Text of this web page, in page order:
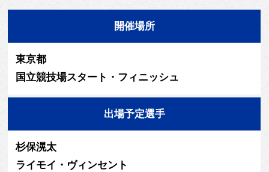
開催場所
東京都
国立競技場スタート・フィニッシュ
出場予定選手
杉保滉太
ライモイ・ヴィンセント